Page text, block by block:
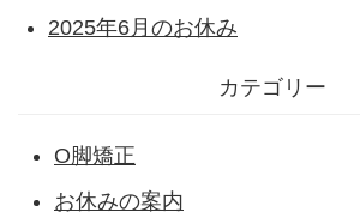
2025年6月のお休み
カテゴリー
O脚矯正
お休みの案内